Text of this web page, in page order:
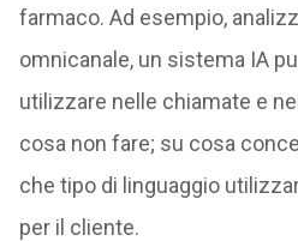
farmaco. Ad esempio,
omnicanale, un sistema IA
utilizzare nelle chiamate e
cosa non fare; su cosa
che tipo di linguaggio
per il cliente.